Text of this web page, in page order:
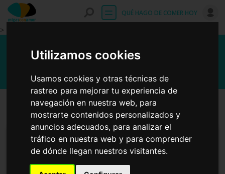
Utilizamos cookies
Usamos cookies y otras técnicas de
rastreo para mejorar tu experiencia de
navegación en nuestra web, para
mostrarte contenidos personalizados y
anuncios adecuados, para analizar el
tráfico en nuestra web y para comprender
de dónde llegan nuestros visitantes.
>
QUÉ HAGO DE COMER HOY Entrar
Recetas fáciles con caldo de
Primeros platos Platos principales